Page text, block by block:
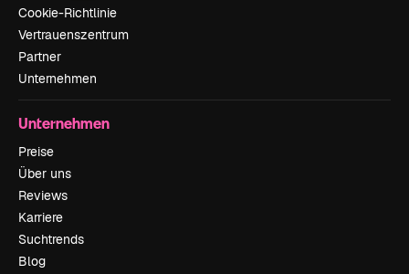
Cookie-Richtlinie
Vertrauenszentrum
Partner
Unternehmen
Unternehmen
Preise
Über uns
Reviews
Karriere
Suchtrends
Blog